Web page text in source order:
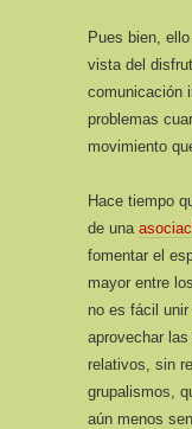
Pues bien,
vista del
comunicación
problemas
movimiento
Hace tiempo
de una
fomentar el
mayor entre
no es fácil
aprovechar
relativos, sin
grupalismos,
aún menos